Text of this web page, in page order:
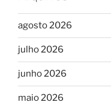
agosto 2026
julho 2026
junho 2026
maio 2026